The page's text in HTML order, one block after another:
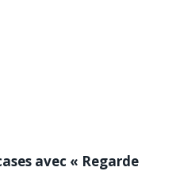
avec « Regarde